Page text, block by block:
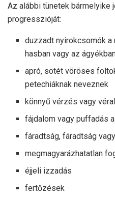
Az alábbi tünetek bármelyike
progresszióját:
duzzadt nyirokcsomók a
hasban vagy az
apró, sötét vöröses
petechiáknak neveznek
könnyű vérzés vagy
fájdalom vagy puffadás
fáradtság, fáradtság
megmagyarázhatatlan
éjjeli izzadás
fertőzések